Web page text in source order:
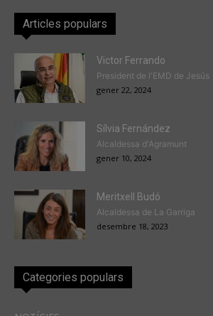
Articles populars
Victor Ferrando
President de l'EMD de Jesús
gener 22, 2024
Sílvia Fernández
Alcaldessa d'Agramunt
gener 10, 2024
Meritxell Budó
Alcaldessa de La Garriga
desembre 18, 2023
Categories populars